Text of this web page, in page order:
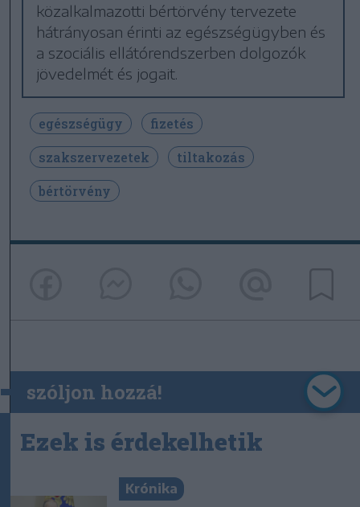
közalkalmazotti bértörvény tervezete
hátrányosan érinti az egészségügyben és
a szociális ellátórendszerben dolgozók
jövedelmét és jogait.
egészségügy
fizetés
szakszervezetek
tiltakozás
bértörvény
szóljon hozzá!
Ezek is érdekelhetik
Krónika